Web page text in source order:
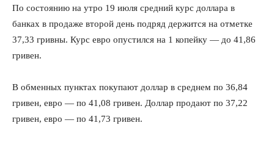
По состоянию на утро 19 июля средний курс доллара в
банках в продаже второй день подряд держится на отметке
37,33 гривны. Курс евро опустился на 1 копейку — до 41,86
гривен.
В обменных пунктах покупают доллар в среднем по 36,84
гривен, евро — по 41,08 гривен. Доллар продают по 37,22
гривен, евро — по 41,73 гривен.